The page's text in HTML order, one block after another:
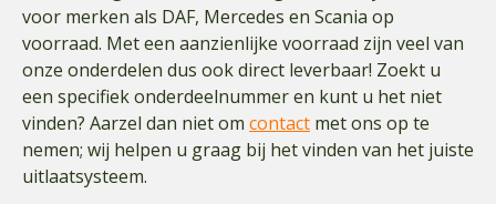
voor merken als DAF, Mercedes en Scania op
voorraad. Met een aanzienlijke voorraad zijn veel van
onze onderdelen dus ook direct leverbaar! Zoekt u
een specifiek onderdeelnummer en kunt u het niet
vinden? Aarzel dan niet om contact met ons op te
nemen; wij helpen u graag bij het vinden van het juiste
uitlaatsysteem.